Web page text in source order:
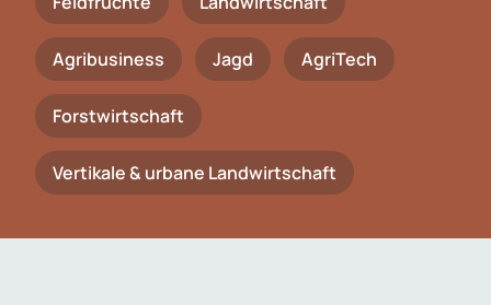
Agribusiness Jagd AgriTech
Forstwirtschaft
Vertikale & urbane Landwirtschaft